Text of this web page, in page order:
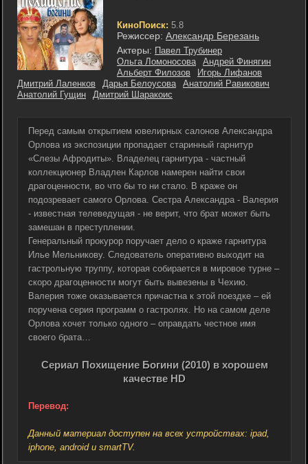
КиноПоиск: 5.8
Режиссер: Александр Березань
Актеры: Павел Трубинер
Ольга Ломоносова
Андрей Финягин
Альберт Филозов
Игорь Лифанов
Дмитрий Лаленков
Дарья Белоусова
Анатолий Равикович
Анатолий Гущин
Дмитрий Шаракоис
Перед самым открытием ювелирных салонов Александра
Орлова из экспозиции пропадает старинный гарнитур
«Слезы Афродиты». Владелец гарнитура - частный
коллекционер Владлен Карлов намерен найти свои
драгоценности, во что бы то ни стало. В краже он
подозревает самого Орлова. Сестра Александра - Валерия
- известная телеведущая - не верит, что брат может быть
замешан в преступлении.
Генеральный прокурор поручает дело о краже гарнитура
Илье Мельникову. Следователь оперативно выходит на
гастрольную труппу, которая собирается в мировое турне –
скоро драгоценности могут быть вывезены в Чехию.
Валерия тоже оказывается причастна к этой поездке – ей
поручена серия программ о гастролях. Но на самом деле
Орлова хочет только одного – оправдать честное имя
своего брата…
Сериал Похищение Богини (2010) в хорошем
качестве HD
Перевод:
Данный материал доступен на всех устройствах: ipad,
iphone, android и smartTV.